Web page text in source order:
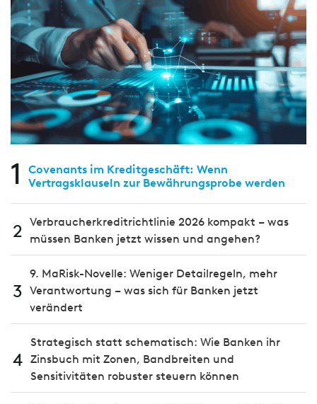
1
Covenants im Kreditgeschäft: Wenn
Vertragsklauseln zur Bewährungsprobe werden
2 Verbraucherkreditrichtlinie 2026 kompakt – was
müssen Banken jetzt wissen und angehen?
3
9. MaRisk-Novelle: Weniger Detailregeln, mehr
Verantwortung – was sich für Banken jetzt
verändert
4
Strategisch statt schematisch: Wie Banken ihr
Zinsbuch mit Zonen, Bandbreiten und
Sensitivitäten robuster steuern können